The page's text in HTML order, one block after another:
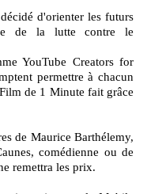
de la lutte contre le
YouTube Creators for
permettre à chacun
de 1 Minute fait grâce
de Maurice Barthélemy,
comédienne ou de
remettra les prix.